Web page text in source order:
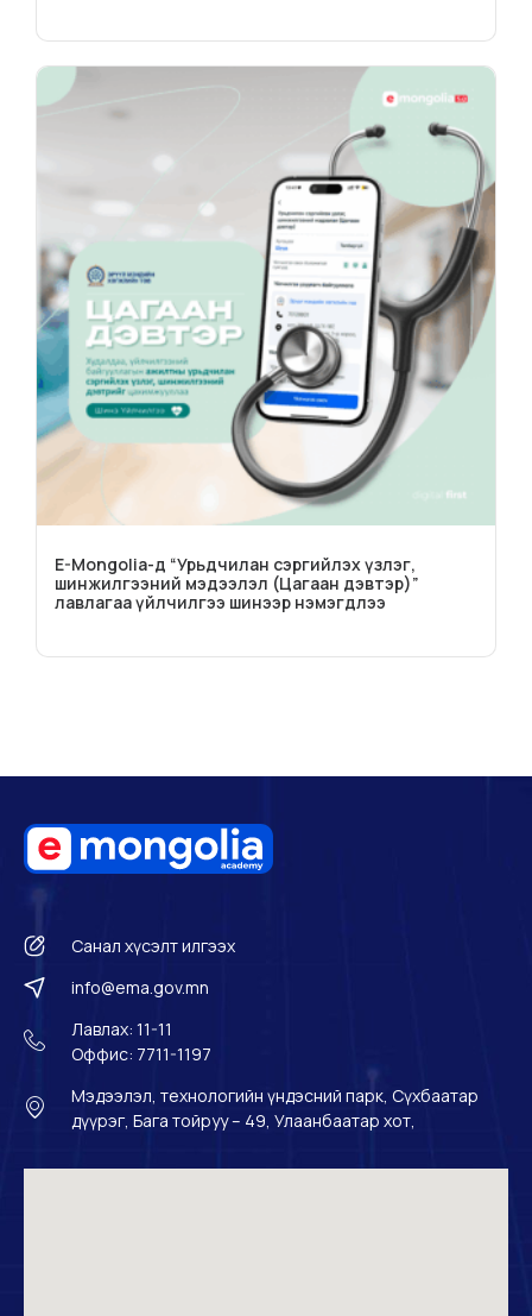
E-Mongolia-д “Урьдчилан сэргийлэх үзлэг,
шинжилгээний мэдээлэл (Цагаан дэвтэр)”
лавлагаа үйлчилгээ шинээр нэмэгдлээ
Санал хүсэлт илгээх
info@ema.gov.mn
Лавлах: 11-11
Оффис: 7711-1197
Мэдээлэл, технологийн үндэсний парк, Сүхбаатар
дүүрэг, Бага тойруу – 49, Улаанбаатар хот,